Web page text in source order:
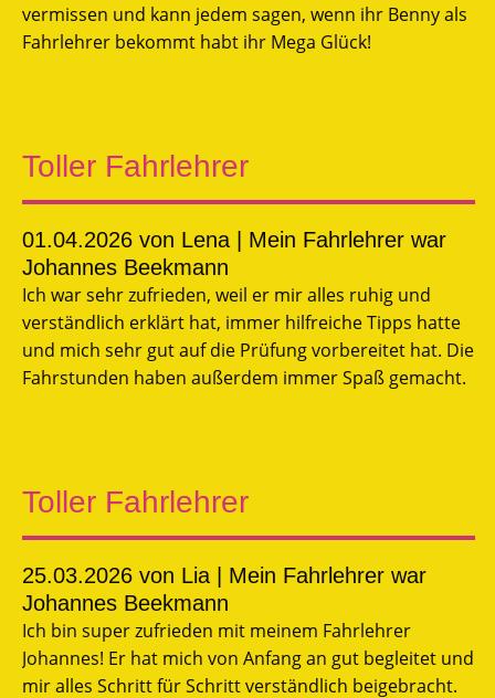
vermissen und kann jedem sagen, wenn ihr Benny als
Fahrlehrer bekommt habt ihr Mega Glück!
Toller Fahrlehrer
01.04.2026 von Lena | Mein Fahrlehrer war
Johannes Beekmann
Ich war sehr zufrieden, weil er mir alles ruhig und
verständlich erklärt hat, immer hilfreiche Tipps hatte
und mich sehr gut auf die Prüfung vorbereitet hat. Die
Fahrstunden haben außerdem immer Spaß gemacht.
Toller Fahrlehrer
25.03.2026 von Lia | Mein Fahrlehrer war
Johannes Beekmann
Ich bin super zufrieden mit meinem Fahrlehrer
Johannes! Er hat mich von Anfang an gut begleitet und
mir alles Schritt für Schritt verständlich beigebracht.